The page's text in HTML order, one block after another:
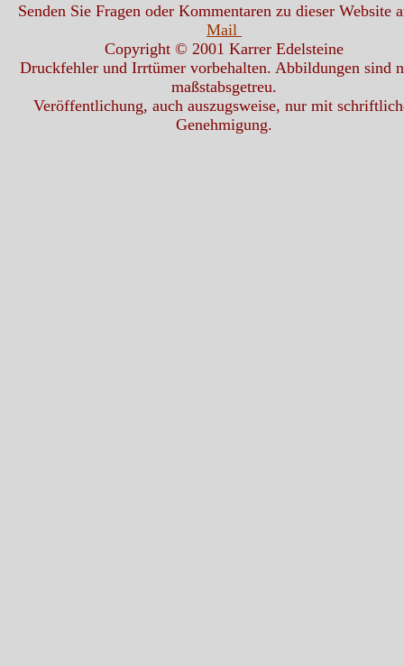
Senden Sie Fragen oder Kommentaren zu dieser Website
Mail
Copyright © 2001 Karrer Edelsteine
Druckfehler und Irrtümer vorbehalten. Abbildungen sind
maßstabsgetreu.
Veröffentlichung, auch auszugsweise, nur mit
Genehmigung.